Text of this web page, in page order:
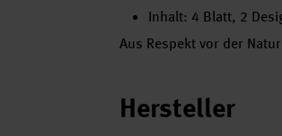
Inhalt: 4 Blatt, 2
Aus Respekt vor der
Hersteller